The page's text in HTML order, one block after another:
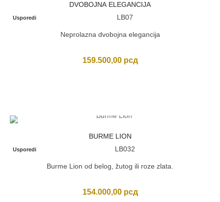
DVOBOJNA ELEGANCIJA
Usporedi LB07
Neprolazna dvobojna elegancija
159.500,00 рсд
BURME LION
Usporedi LB032
Burme Lion od belog, žutog ili roze zlata.
154.000,00 рсд